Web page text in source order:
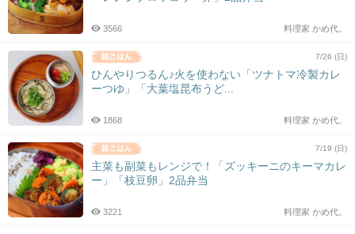
料理家 かめ代。
3566
7/26 (日)
ひんやりつるん♪火を使わない「ツナトマ冷製カレ
ーつゆ」「大葉塩昆布うど...
料理家 かめ代。
1868
7/19 (日)
主菜も副菜もレンジで！「ズッキーニのキーマカレ
ー」「枝豆卵」2品弁当
料理家 かめ代。
3221